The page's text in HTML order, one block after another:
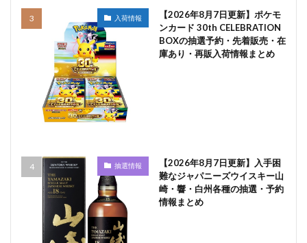
入荷情報
【2026年8月7日更新】ポケモ
ンカード 30th CELEBRATION
BOXの抽選予約・先着販売・在
庫あり・再販入荷情報まとめ
抽選情報
【2026年8月7日更新】入手困
難なジャパニーズウイスキー山
崎・響・白州各種の抽選・予約
情報まとめ